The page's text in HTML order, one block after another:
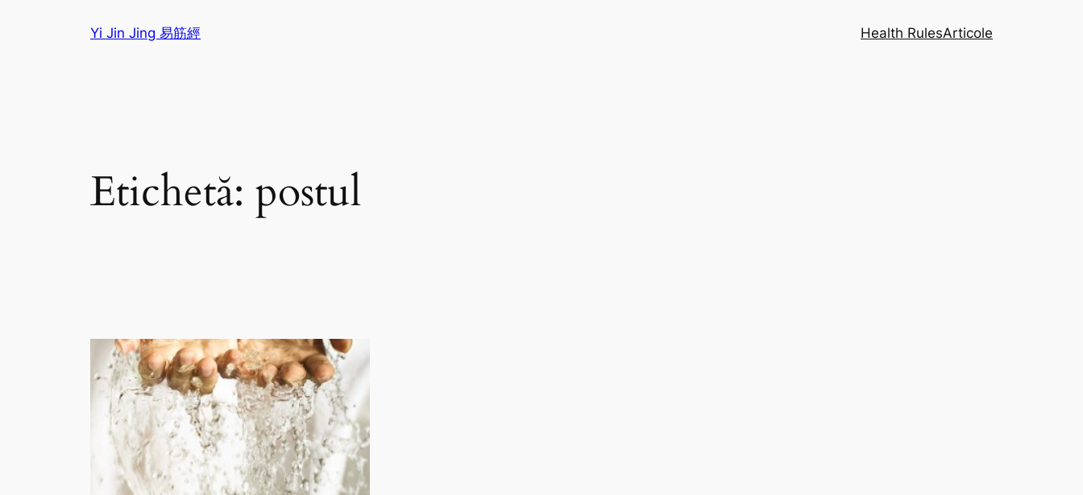
Yi Jin Jing 易筋經 Health RulesArticole
Etichetă: postul